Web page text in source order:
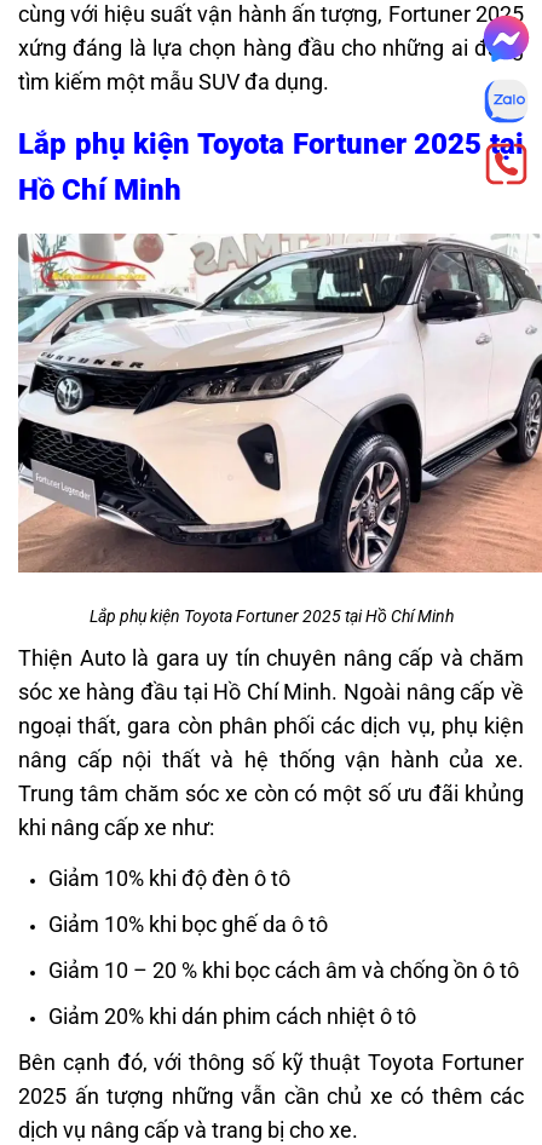
cùng với hiệu suất vận hành ấn tượng, Fortuner 2025
xứng đáng là lựa chọn hàng đầu cho những ai đang
tìm kiếm một mẫu SUV đa dụng.
Lắp phụ kiện Toyota Fortuner 2025 tại
Hồ Chí Minh
Lắp phụ kiện Toyota Fortuner 2025 tại Hồ Chí Minh
Thiện Auto là gara uy tín chuyên nâng cấp và chăm
sóc xe hàng đầu tại Hồ Chí Minh. Ngoài nâng cấp về
ngoại thất, gara còn phân phối các dịch vụ, phụ kiện
nâng cấp nội thất và hệ thống vận hành của xe.
Trung tâm chăm sóc xe còn có một số ưu đãi khủng
khi nâng cấp xe như:
Giảm 10% khi độ đèn ô tô
Giảm 10% khi bọc ghế da ô tô
Giảm 10 – 20 % khi bọc cách âm và chống ồn ô tô
Giảm 20% khi dán phim cách nhiệt ô tô
Bên cạnh đó, với thông số kỹ thuật Toyota Fortuner
2025 ấn tượng những vẫn cần chủ xe có thêm các
dịch vụ nâng cấp và trang bị cho xe.